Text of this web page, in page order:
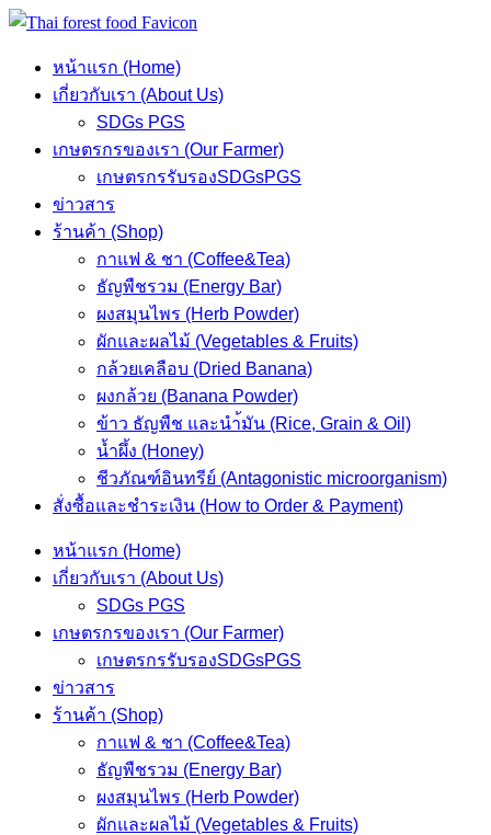
Skip
contentหน้าแรก (Home)
เกี่ยวกับเรา (About Us)
SDGs PGS
เกษตรกรของเรา (Our Farmer)
เกษตรกรรับรองSDGsPGS
ข่าวสาร
ร้านค้า (Shop)
กาแฟ & ชา (Coffee&Tea)
ธัญพืชรวม (Energy Bar)
ผงสมุนไพร (Herb Powder)
ผักและผลไม้ (Vegetables & Fruits)
กล้วยเคลือบ (Dried Banana)
ผงกล้วย (Banana Powder)
ข้าว ธัญพืช และนำ้มัน (Rice, Grain & Oil)
น้ำผึ้ง (Honey)
ชีวภัณฑ์อินทรีย์ (Antagonistic microorganism)
สั่งซื้อและชำระเงิน (How to Order & Payment)
หน้าแรก (Home)
เกี่ยวกับเรา (About Us)
SDGs PGS
เกษตรกรของเรา (Our Farmer)
เกษตรกรรับรองSDGsPGS
ข่าวสาร
ร้านค้า (Shop)
กาแฟ & ชา (Coffee&Tea)
ธัญพืชรวม (Energy Bar)
ผงสมุนไพร (Herb Powder)
ผักและผลไม้ (Vegetables & Fruits)